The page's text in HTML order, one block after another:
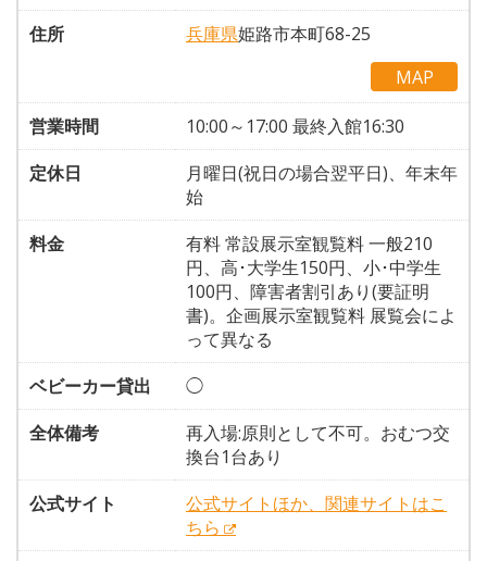
住所
兵庫県姫路市本町68-25
MAP
営業時間
10:00～17:00 最終入館16:30
定休日
月曜日(祝日の場合翌平日)、年末年
始
料金
有料 常設展示室観覧料 一般210
円、高･大学生150円、小･中学生
100円、障害者割引あり(要証明
書)。企画展示室観覧料 展覧会によ
って異なる
ベビーカー貸出
◯
全体備考
再入場:原則として不可。おむつ交
換台1台あり
公式サイト
公式サイトほか、関連サイトはこ
ちら